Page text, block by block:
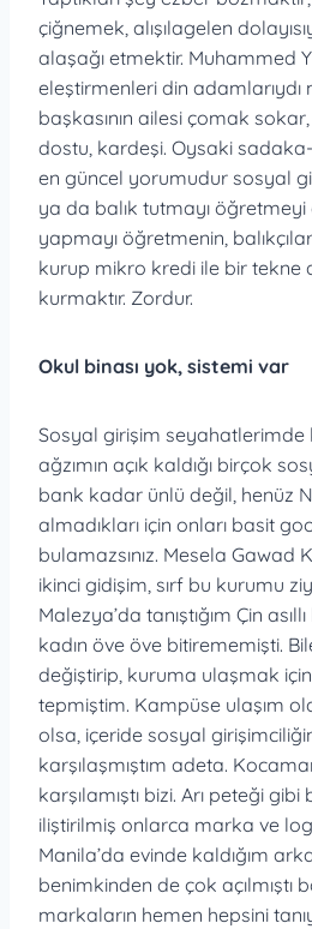
çiğnemek, alışılagelen
alaşağı etmektir. Muhammed
eleştirmenleri din adamlarıydı
başkasının ailesi çomak
dostu, kardeşi. Oysaki
en güncel yorumudur sosyal
ya da balık tutmayı
yapmayı öğretmenin,
kurup mikro kredi ile bir tekne
kurmaktır. Zordur.
Okul binası yok, sistemi var
Sosyal girişim seyahatlerimde
ağzımın açık kaldığı birçok
bank kadar ünlü değil, henüz
almadıkları için onları basit
bulamazsınız. Mesela Gawad
ikinci gidişim, sırf bu kurumu
Malezya’da tanıştığım Çin
kadın öve öve bitirememişti.
değiştirip, kuruma ulaşmak
tepmiştim. Kampüse ulaşım
olsa, içeride sosyal girişimciliğin
karşılaşmıştım adeta.
karşılamıştı bizi. Arı peteği
iliştirilmiş onlarca marka ve
Manila’da evinde kaldığım
benimkinden de çok açılmıştı
markaların hemen hepsini